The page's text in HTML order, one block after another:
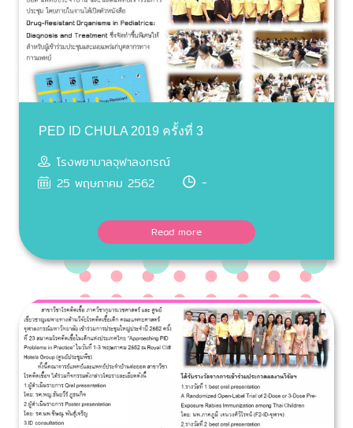
PED ID CHULA 2019 ครั้งที่ 3
โรงพยาบาลจุฬาลงกรณ์
25 พฤษภาคม 2562
-
Read more